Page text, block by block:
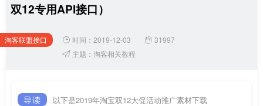
双12专用API接口）
淘客联盟接口
时间：2019-12-03
31997
主题： 淘客相关教程
导读 以下是2019年淘宝双12大促活动推广素材下载